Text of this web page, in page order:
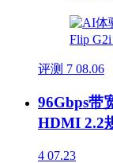
评测 7 08.06
96Gbps带
HDMI 2.2
4 07.23